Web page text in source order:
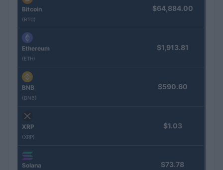
Bitcoin
(BTC)
$64,884.00
Ethereum
(ETH)
$1,913.81
BNB
(BNB)
$590.60
XRP
(XRP)
$1.03
Solana $73.78